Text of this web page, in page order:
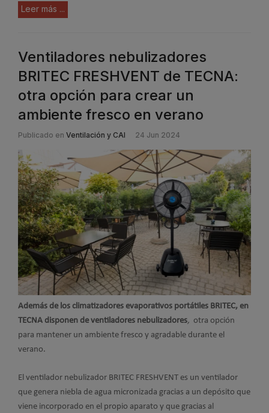
Leer más ...
Ventiladores nebulizadores
BRITEC FRESHVENT de TECNA:
otra opción para crear un
ambiente fresco en verano
Publicado en Ventilación y CAI 24 Jun 2024
Además de los climatizadores evaporativos portátiles BRITEC, en
TECNA disponen de ventiladores nebulizadores, otra opción
para mantener un ambiente fresco y agradable durante el
verano.
El ventilador nebulizador BRITEC FRESHVENT es un ventilador
que genera niebla de agua micronizada gracias a un depósito que
viene incorporado en el propio aparato y que gracias al